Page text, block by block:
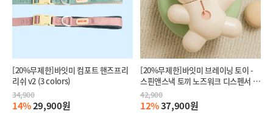
[20%무제한]바잇미 컴포트 핸즈프리
리쉬 v2 (3 colors)
34,900
14%29,900원
[20%무제한]바잇미 브레이닝 토이 -
스핀앤스낵 토끼 노즈워크 디스펜서 장
난감
42,900
12%37,900원